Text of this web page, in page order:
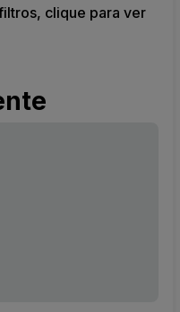
clique para ver